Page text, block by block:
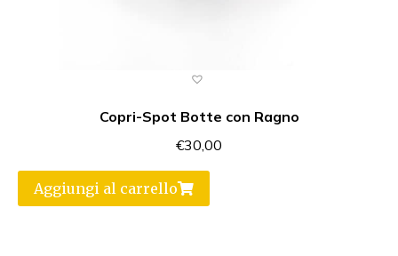
Copri-Spot Botte con Ragno
€30,00
Aggiungi al carrello